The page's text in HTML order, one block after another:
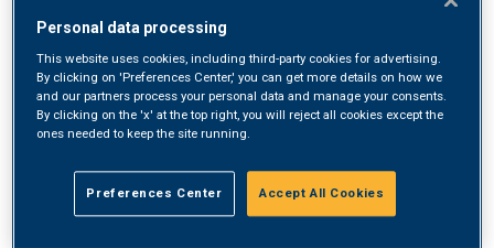
salute maschile risultati
Salute maschile: prevenzione e
benessere a ogni età
Giovedì 24 novembre alle ore 19 presso il Punto Prelievi
Personal data processing
This website uses cookies, including third-party cookies for advertising.
By clicking on 'Preferences Center,' you can get more details on how we
and our partners process your personal data and manage your consents.
By clicking on the 'x' at the top right, you will reject all cookies except the
ones needed to keep the site running.
Preferences Center Accept All Cookies